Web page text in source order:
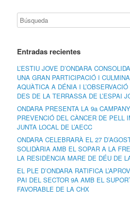
Entradas recientes
L’ESTIU JOVE D’ONDARA
UNA GRAN PARTICIPACIÓ I
AQUÀTICA A DÉNIA I
DES DE LA TERRASSA DE L’ESPAI
ONDARA PRESENTA LA 9a
PREVENCIÓ DEL CÀNCER DE PELL
JUNTA LOCAL DE L’AECC
ONDARA CELEBRARÀ EL 27
SOLIDÀRIA AMB EL SOPAR A LA
LA RESIDÈNCIA MARE DE DÉU DE
EL PLE D’ONDARA RATIFICA
PAI DEL SECTOR 9A AMB EL
FAVORABLE DE LA CHX